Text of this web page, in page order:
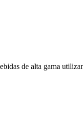
de alta gama